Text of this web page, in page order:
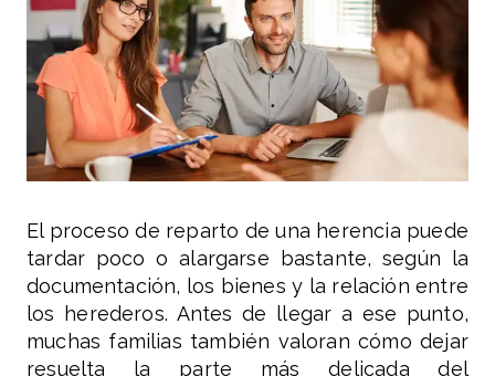
El proceso de reparto de una herencia puede
tardar poco o alargarse bastante, según la
documentación, los bienes y la relación entre
los herederos. Antes de llegar a ese punto,
muchas familias también valoran cómo dejar
resuelta la parte más delicada del